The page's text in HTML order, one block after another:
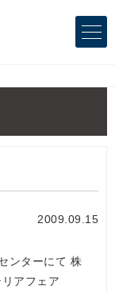
2009.09.15
ンターにて 株
アフェア